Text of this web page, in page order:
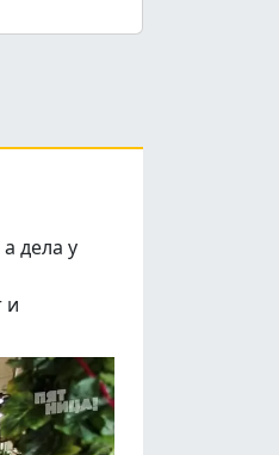
дела у
и